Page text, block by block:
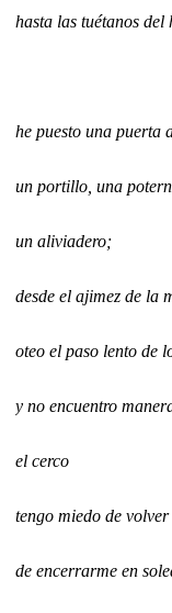
hasta las tuétanos del
he puesto una puerta
un portillo, una
un aliviadero;
desde el ajimez de la
oteo el paso lento de
y no encuentro
el cerco
tengo miedo de
de encerrarme en